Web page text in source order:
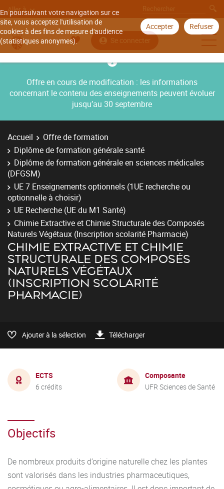
En poursuivant votre navigation sur ce
site, vous acceptez l'utilisation de
cookies à des fins de mesure d'audience
(statistiques anonymes).
Accepter Refuser
Aller à
Se connecter
Offre en cours de modification : les informations
concernant le contenu des enseignements peuvent évoluer
jusqu’au 30 septembre
Accueil
Offre de formation
Diplôme de formation générale santé
Diplôme de formation générale en sciences médicales
(DFGSM)
UE 7 Enseignements optionnels (1UE recherche ou
optionnelle à choisir)
UE Recherche (UE du M1 Santé)
Chimie Extractive et Chimie Structurale des Composés
Naturels Végétaux (Inscription scolarité Pharmacie)
CHIMIE EXTRACTIVE ET CHIMIE
STRUCTURALE DES COMPOSÉS
NATURELS VÉGÉTAUX
(INSCRIPTION SCOLARITÉ
PHARMACIE)
Ajouter à la sélection Télécharger
ECTS
6 crédits
Composante
UFR Sciences de Santé
Objectifs
De nombreux produits d’origine naturelle chez les plantes
sont valorisés dans les industries pharmaceutiques,